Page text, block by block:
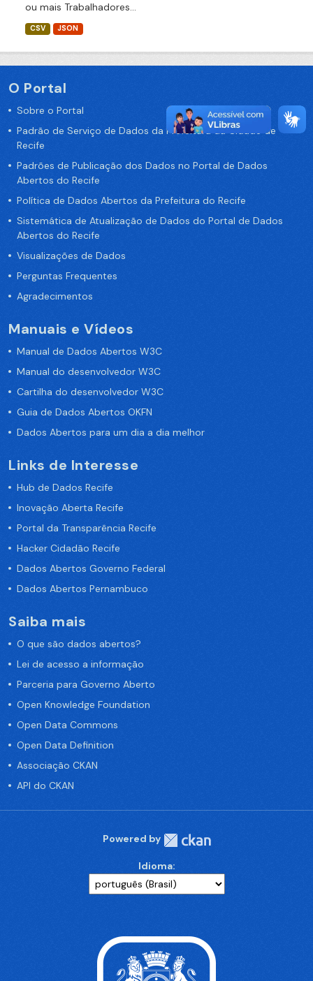
ou mais Trabalhadores...
CSV JSON
O Portal
Sobre o Portal
Padrão de Serviço de Dados da Prefeitura da Cidade de
Recife
Padrões de Publicação dos Dados no Portal de Dados
Abertos do Recife
Política de Dados Abertos da Prefeitura do Recife
Sistemática de Atualização de Dados do Portal de Dados
Abertos do Recife
Visualizações de Dados
Perguntas Frequentes
Agradecimentos
Manuais e Vídeos
Manual de Dados Abertos W3C
Manual do desenvolvedor W3C
Cartilha do desenvolvedor W3C
Guia de Dados Abertos OKFN
Dados Abertos para um dia a dia melhor
Links de Interesse
Hub de Dados Recife
Inovação Aberta Recife
Portal da Transparência Recife
Hacker Cidadão Recife
Dados Abertos Governo Federal
Dados Abertos Pernambuco
Saiba mais
O que são dados abertos?
Lei de acesso a informação
Parceria para Governo Aberto
Open Knowledge Foundation
Open Data Commons
Open Data Definition
Associação CKAN
API do CKAN
Powered by
Idioma